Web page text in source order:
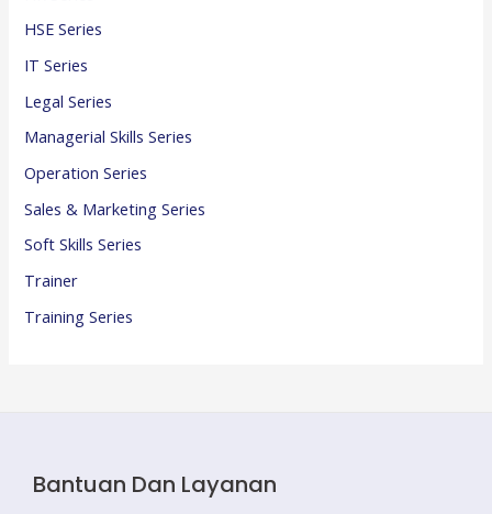
HSE Series
IT Series
Legal Series
Managerial Skills Series
Operation Series
Sales & Marketing Series
Soft Skills Series
Trainer
Training Series
Bantuan Dan Layanan